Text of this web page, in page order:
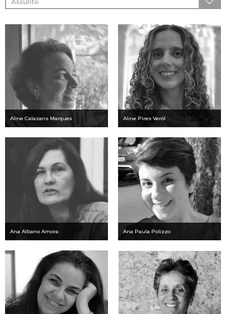
Aline Calazans Marques Aline Pires Veról
Ana Albano Amora Ana Paula Polizzo